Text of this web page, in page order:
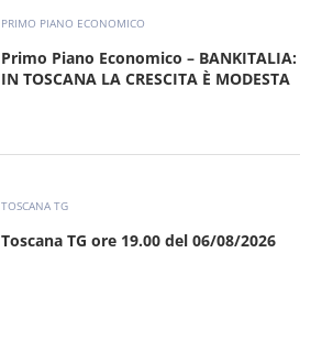
PRIMO PIANO ECONOMICO
Primo Piano Economico – BANKITALIA:
IN TOSCANA LA CRESCITA È MODESTA
TOSCANA TG
Toscana TG ore 19.00 del 06/08/2026